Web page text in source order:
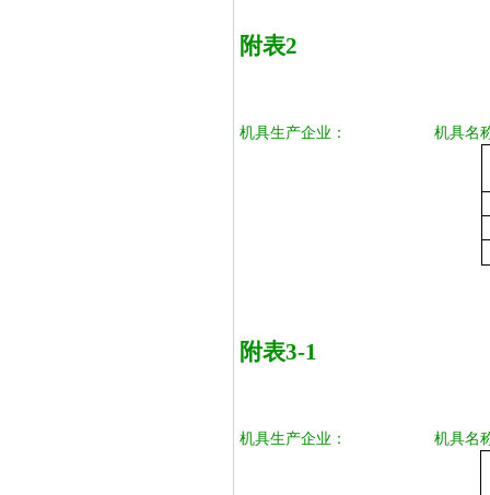
附表2
机具生产企业： 机具名
附表3-1
机具生产企业： 机具名